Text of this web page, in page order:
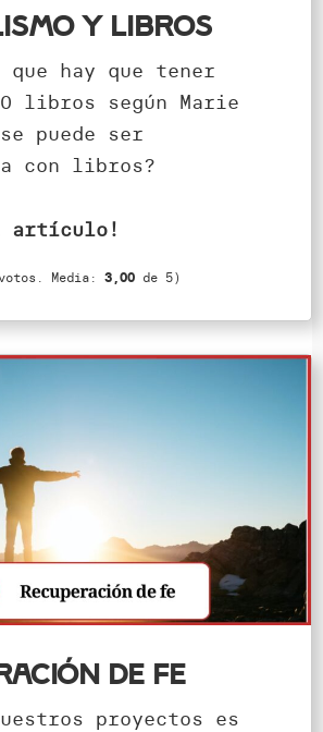
y libros
que hay que tener
libros según Marie
puede ser
con libros?
artículo!
Media: 3,00 de 5)
de fe
proyectos es